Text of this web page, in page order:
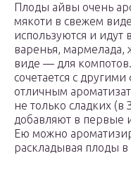
Плоды айвы очень
мякоти в свежем
используются и идут
варенья, мармелада,
виде — для
сочетается с
отличным
не только сладких
добавляют в первые
Ею можно
раскладывая плоды